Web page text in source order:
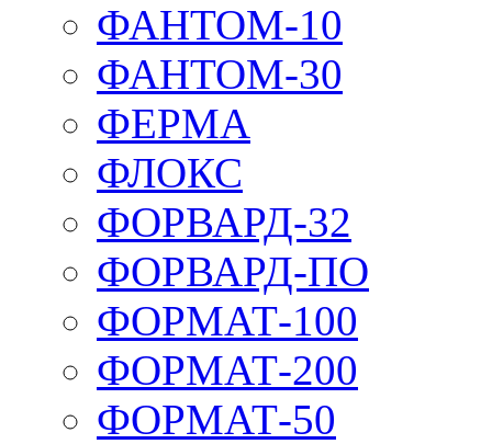
ФАНТОМ-10
ФАНТОМ-30
ФЕРМА
ФЛОКС
ФОРВАРД-32
ФОРВАРД-ПО
ФОРМАТ-100
ФОРМАТ-200
ФОРМАТ-50